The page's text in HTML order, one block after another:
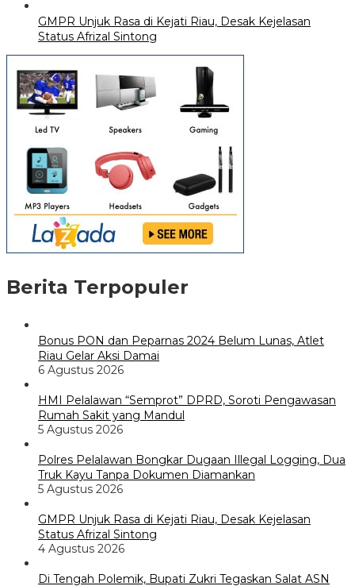
GMPR Unjuk Rasa di Kejati Riau, Desak Kejelasan
Status Afrizal Sintong
Berita Terpopuler
Bonus PON dan Peparnas 2024 Belum Lunas, Atlet
Riau Gelar Aksi Damai
6 Agustus 2026
HMI Pelalawan “Semprot” DPRD, Soroti Pengawasan
Rumah Sakit yang Mandul
5 Agustus 2026
Polres Pelalawan Bongkar Dugaan Illegal Logging, Dua
Truk Kayu Tanpa Dokumen Diamankan
5 Agustus 2026
GMPR Unjuk Rasa di Kejati Riau, Desak Kejelasan
Status Afrizal Sintong
4 Agustus 2026
Di Tengah Polemik, Bupati Zukri Tegaskan Salat ASN